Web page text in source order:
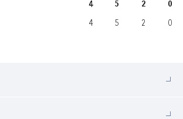
4 5 2 0
4 5 2 0